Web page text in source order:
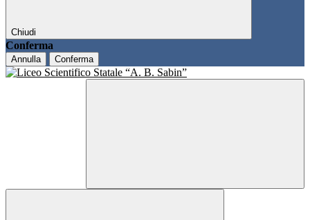
Chiudi
Conferma
Annulla Conferma